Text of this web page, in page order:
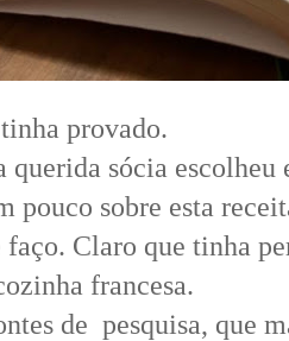
provado.
sócia escolheu
pouco sobre esta
faço. Claro que tinha
francesa.
de pesquisa, que